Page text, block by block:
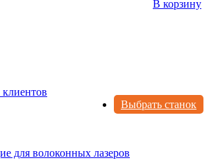
В корзину
Выбрать станок
для волоконных лазеров